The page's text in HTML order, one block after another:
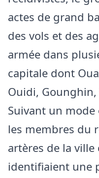
actes de grand
des vols et des
armée dans
capitale dont
Ouidi,
Suivant un
les membres du
artères de la ville
identifiaient une